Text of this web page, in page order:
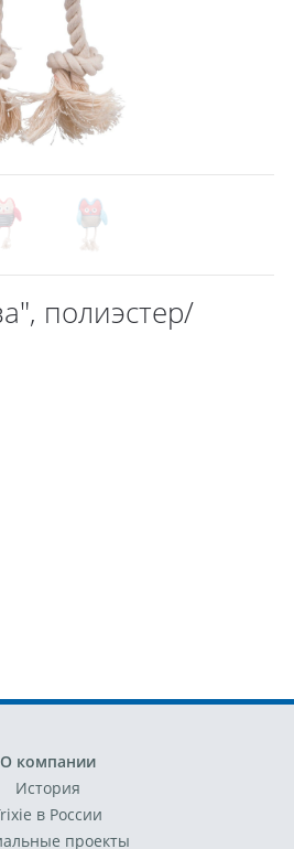
полиэстер/
О компании
История
в России
проекты